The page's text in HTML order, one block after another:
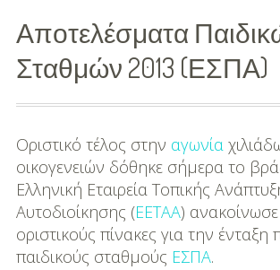
Διασκέδαση
Εκπαίδευση
Βάπτιση
Οργάνωση
Βάπτισης
Διάσημες
Βαπτίσεις
Αποτελέσματα
Σταθμών 2013 (ΕΣΠΑ)
Οριστικό τέλος στην αγωνία
οικογενειών δόθηκε σήμερα το
Ελληνική Εταιρεία Τοπικής
Αυτοδιοίκησης (ΕΕΤΑΑ)
οριστικούς πίνακες για την ένταξη
παιδικούς σταθμούς ΕΣΠΑ.